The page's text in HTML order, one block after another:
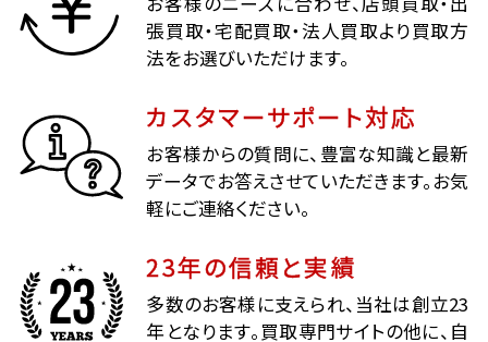
張買取・宅配買取・法人買取より買取方
法をお選びいただけます。
カスタマーサポート対応
お客様からの質問に、豊富な知識と最新
データでお答えさせていただきます。お気
軽にご連絡ください。
23年の信頼と実績
多数のお客様に支えられ、当社は創立23
年となります。買取専門サイトの他に、自